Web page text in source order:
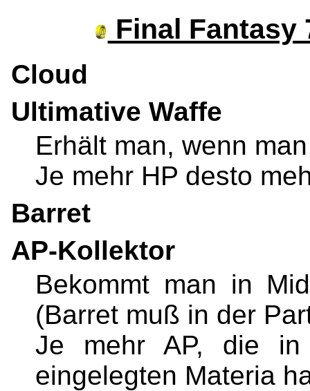
Final Fantasy
Cloud
Ultimative Waffe
Erhält man, wenn
Je mehr HP desto
Barret
AP-Kollektor
Bekommt man in
(Barret muß in der
Je mehr AP, die in
eingelegten Materia